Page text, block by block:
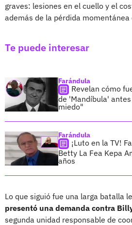
graves: lesiones en el cuello y el
además de la pérdida
Te puede interesar
Farándula
Revelan cómo
de 'Mandíbula'
miedo"
Farándula
¡Luto en la TV!
Betty La Fea Kepa
años
Lo que siguió fue una larga batalla
presentó una demanda contra
segunda unidad responsable de